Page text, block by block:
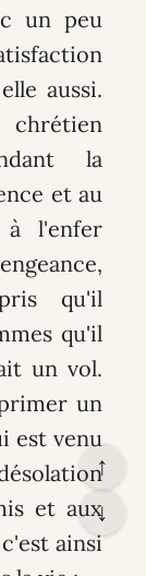
un peu
aussi.
la
et au
l'enfer
qu'il
qu'il
un vol.
un
est venu
et aux
ainsi
↑
↓